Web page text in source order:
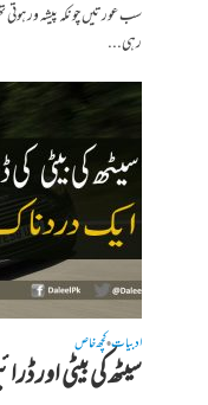
سب عورتیں چونکہ پیشہ ور
رہی...
ادبیات•کچھ خاص
سیٹھ کی بیٹی اور ڈرائیور کی